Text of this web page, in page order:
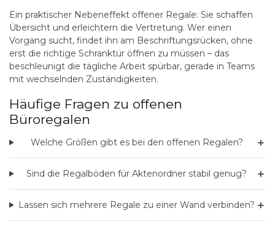
Ein praktischer Nebeneffekt offener Regale: Sie schaffen
Übersicht und erleichtern die Vertretung. Wer einen
Vorgang sucht, findet ihn am Beschriftungsrücken, ohne
erst die richtige Schranktür öffnen zu müssen – das
beschleunigt die tägliche Arbeit spürbar, gerade in Teams
mit wechselnden Zuständigkeiten.
Häufige Fragen zu offenen
Büroregalen
Welche Größen gibt es bei den offenen Regalen? ＋
Sind die Regalböden für Aktenordner stabil genug? ＋
Lassen sich mehrere Regale zu einer Wand verbinden? ＋